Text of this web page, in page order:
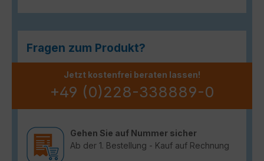
Fragen zum Produkt?
Jetzt kostenfrei beraten lassen!
+49 (0)228-338889-0
Gehen Sie auf Nummer sicher
Ab der 1. Bestellung - Kauf auf Rechnung